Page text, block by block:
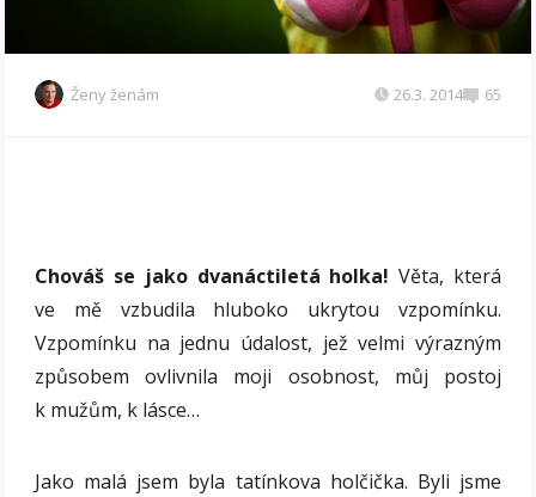
Ženy ženám 26.3. 2014 65
Chováš se jako dvanáctiletá holka! Věta, která
ve mě vzbudila hluboko ukrytou vzpomínku.
Vzpomínku na jednu údalost, jež velmi výrazným
způsobem ovlivnila moji osobnost, můj postoj
k mužům, k lásce…
Jako malá jsem byla tatínkova holčička. Byli jsme